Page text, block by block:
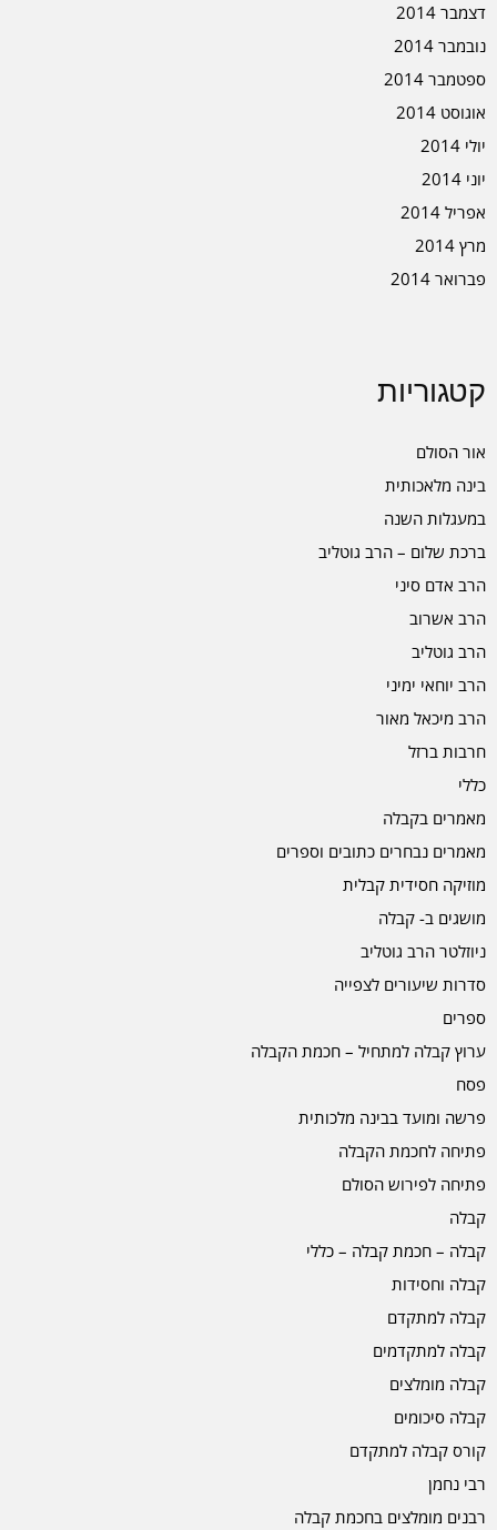
דצמבר 2014
נובמבר 2014
ספטמבר 2014
אוגוסט 2014
יולי 2014
יוני 2014
אפריל 2014
מרץ 2014
פברואר 2014
קטגוריות
אור הסולם
בינה מלאכותית
במעגלות השנה
ברכת שלום – הרב גוטליב
הרב אדם סיני
הרב אשרוב
הרב גוטליב
הרב יוחאי ימיני
הרב מיכאל מאור
חרבות ברזל
כללי
מאמרים בקבלה
מאמרים נבחרים כתובים וספרים
מוזיקה חסידית קבלית
מושגים ב- קבלה
ניוזלטר הרב גוטליב
סדרות שיעורים לצפייה
ספרים
ערוץ קבלה למתחיל – חכמת הקבלה
פסח
פרשה ומועד בבינה מלכותית
פתיחה לחכמת הקבלה
פתיחה לפירוש הסולם
קבלה
קבלה – חכמת קבלה – כללי
קבלה וחסידות
קבלה למתקדם
קבלה למתקדמים
קבלה מומלצים
קבלה סיכומים
קורס קבלה למתקדם
רבי נחמן
רבנים מומלצים בחכמת קבלה